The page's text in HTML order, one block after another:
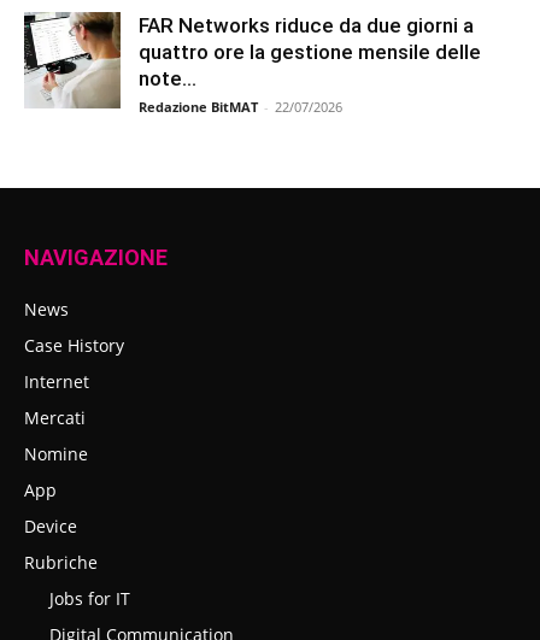
FAR Networks riduce da due giorni a
quattro ore la gestione mensile delle
note...
Redazione BitMAT - 22/07/2026
NAVIGAZIONE
News
Case History
Internet
Mercati
Nomine
App
Device
Rubriche
Jobs for IT
Digital Communication